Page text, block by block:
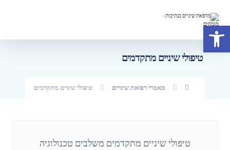
טיפולי שיניים מתקדמים
מאמרי רפואת שינייים טיפולי שיניים מתקדמים
טיפולי שיניים מתקדמים משלבים טכנולוגיה
פתח סרגל נגישות